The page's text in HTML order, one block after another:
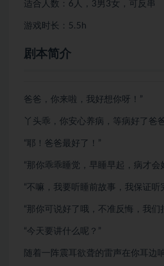
适合人数：6人，3男3女，可反串
游戏时长：5.5h
剧本简介
爸爸，你来啦，我好想你呀！”
丫头乖，你安心养病，等病好了爸
“耶！爸爸最好了！”
“那你乖乖睡觉，早睡早起，病才会
“不嘛，我要听睡前故事，我保证听
“那你可说好了哦，不准反悔，我们
“今天要讲什么呢？”
随着一阵震耳欲聋的雷声在你耳边